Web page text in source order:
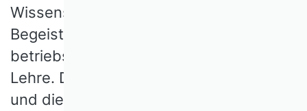
Wissenschaftlern. Uns verbindet die
Begeisterung für
betriebswirtschaftliche Forschung und
Lehre. Der wissenschaftliche Diskurs
und die gegenseitige Unterstützung